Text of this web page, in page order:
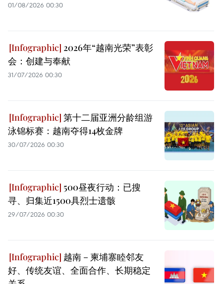
01/08/2026 00:30
2026年“越南光荣”表彰
会：创建与奉献
31/07/2026 00:30
第十二届亚洲分龄组游
泳锦标赛：越南夺得14枚金牌
30/07/2026 00:30
500昼夜行动：已搜
寻、归集近1500具烈士遗骸
29/07/2026 00:30
越南－柬埔寨睦邻友
好、传统友谊、全面合作、长期稳定